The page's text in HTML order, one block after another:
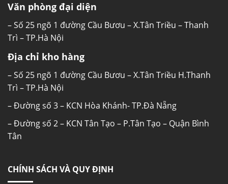
Văn phòng đại diện
– Số 25 ngõ 1 đường Cầu Bươu – X.Tân Triều – Thanh
Trì – TP.Hà Nội
Địa chỉ kho hàng
– Số 25 ngõ 1 đường Cầu Bươu – X.Tân Triều H.Thanh
Trì – TP.Hà Nội
– Đường số 3 – KCN Hòa Khánh- TP.Đà Nẵng
– Đường số 2 – KCN Tân Tạo – P.Tân Tạo – Quận Bình
Tân
CHÍNH SÁCH VÀ QUY ĐỊNH